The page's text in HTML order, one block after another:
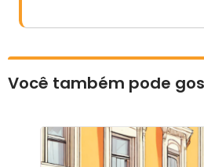
Você também pode